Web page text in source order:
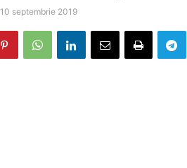
10 septembrie 2019